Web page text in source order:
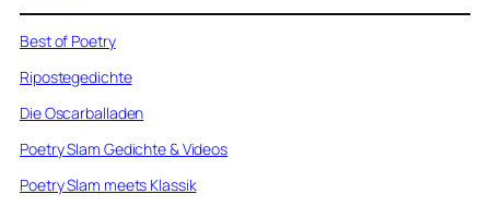
Best of Poetry
Ripostegedichte
Die Oscarballaden
Poetry Slam Gedichte & Videos
Poetry Slam meets Klassik